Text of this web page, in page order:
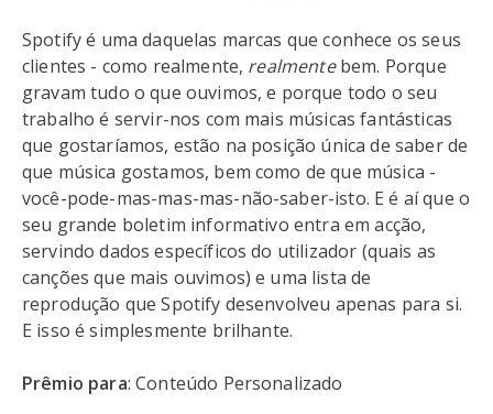
Spotify é uma daquelas marcas que conhece os seus
clientes - como realmente, realmentebem. Porque
gravam tudo o que ouvimos, e porque todo o seu
trabalho é servir-nos com mais músicas fantásticas
que gostaríamos, estão na posição única de saber de
que música gostamos, bem como de que música -
você-pode-mas-mas-mas-não-saber-isto. E é aí que o
seu grande boletim informativo entra em acção,
servindo dados específicos do utilizador (quais as
canções que mais ouvimos) e uma lista de
reprodução que Spotify desenvolveu apenas para si.
E isso é simplesmente brilhante.
Prêmio para: Conteúdo Personalizado